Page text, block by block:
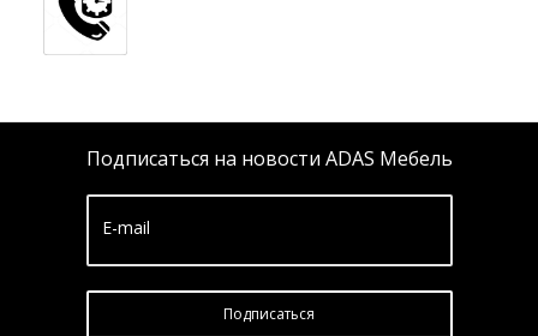
Подписаться на новости ADAS Мебель
E-mail
Подписатьcя